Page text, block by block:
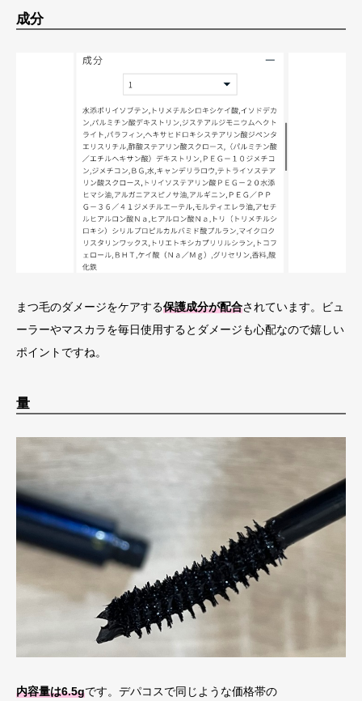
成分
まつ毛のダメージをケアする保護成分が配合されています。ビュ
ーラーやマスカラを毎日使用するとダメージも心配なので嬉しい
ポイントですね。
量
内容量は6.5gです。デパコスで同じような価格帯の